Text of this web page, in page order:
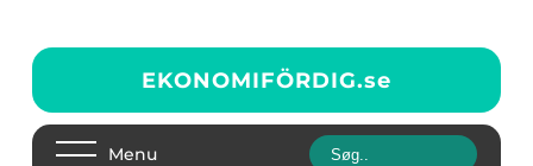
EKONOMIFÖRDIG.se
Menu